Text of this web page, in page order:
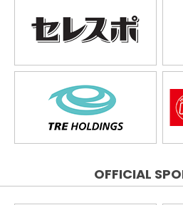
OFFICIAL